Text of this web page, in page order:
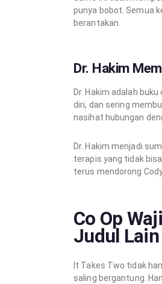
punya bobot. Semua
berantakan.
Dr. Hakim
Dr. Hakim adalah
diri, dan sering
nasihat hubungan
Dr. Hakim menjadi
terapis yang tidak
terus mendorong
Co Op
Judul Lain
It Takes Two tidak
saling bergantung.